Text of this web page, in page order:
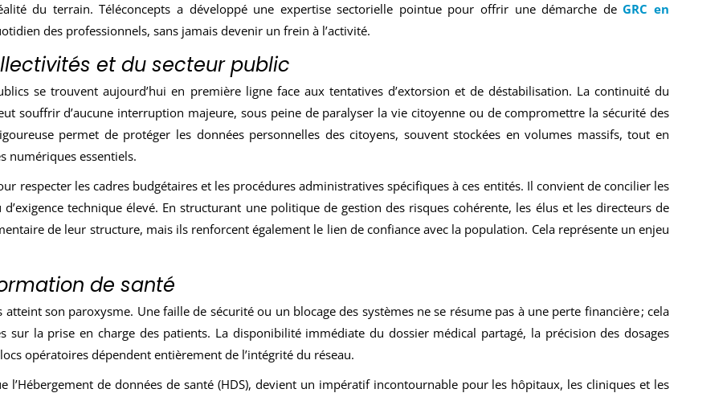
du terrain. Téléconcepts a développé une expertise sectorielle pointue pour offrir une démarche deGRC en
des professionnels, sans jamais devenir un frein à l’activité.
et du secteur public
se trouvent aujourd’hui en première ligne face aux tentatives d’extorsion et de déstabilisation. La continuité du
souffrir d’aucune interruption majeure, sous peine de paralyser la vie citoyenne ou de compromettre la sécurité des
permet de protéger les données personnelles des citoyens, souvent stockées en volumes massifs, tout en
numériques essentiels.
respecter les cadres budgétaires et les procédures administratives spécifiques à ces entités. Il convient de concilier les
technique élevé. En structurant une politique de gestion des risques cohérente, les élus et les directeurs de
de leur structure, mais ils renforcent également le lien de confiance avec la population. Cela représente un enjeu
de santé
son paroxysme. Une faille de sécurité ou un blocage des systèmes ne se résume pas à une perte financière ; cela
sur la prise en charge des patients. La disponibilité immédiate du dossier médical partagé, la précision des dosages
opératoires dépendent entièrement de l’intégrité du réseau.
l’Hébergement de données de santé (HDS), devient un impératif incontournable pour les hôpitaux, les cliniques et les